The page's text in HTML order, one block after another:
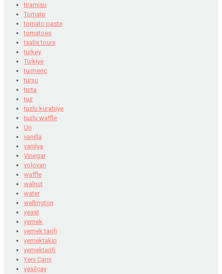
tiramisu
Tomato
tomato paste
tomatoes
tsalis tours
turkey
Türkiye
turmeric
turşu
turta
tuz
tuzlu kurabiye
tuzlu waffle
Un
vanilla
vanilya
Vinegar
volovan
waffle
walnut
water
wellington
yeast
yemek
yemek tarifi
yemektakip
yemektarifi
Yeni Cami
yeşilçay